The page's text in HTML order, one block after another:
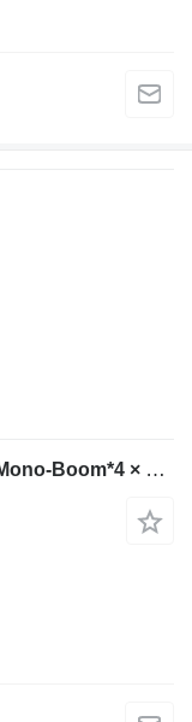
Komatsu PW 180 - 7 *2011*14.095h*Mono-Boom*4 × Pratze*